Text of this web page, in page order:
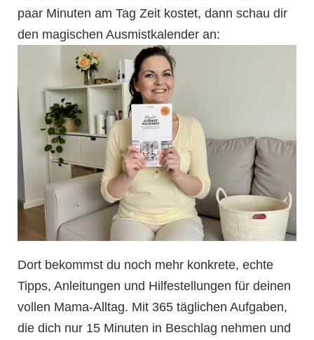
paar Minuten am Tag Zeit kostet, dann schau dir
den magischen Ausmistkalender an:
Dort bekommst du noch mehr konkrete, echte
Tipps, Anleitungen und Hilfestellungen für deinen
vollen Mama-Alltag. Mit 365 täglichen Aufgaben,
die dich nur 15 Minuten in Beschlag nehmen und